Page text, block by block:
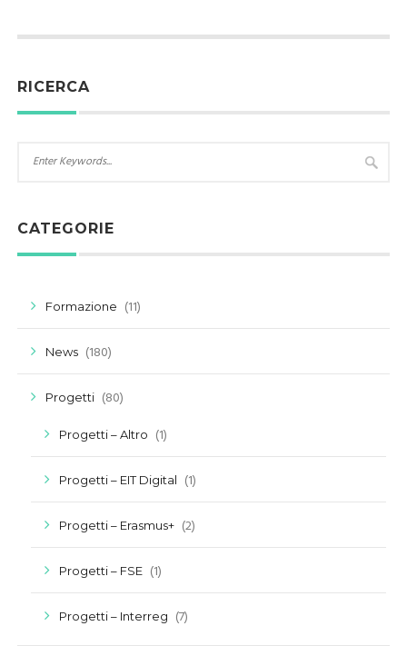
RICERCA
CATEGORIE
Formazione (11)
News (180)
Progetti (80)
Progetti – Altro (1)
Progetti – EIT Digital (1)
Progetti – Erasmus+ (2)
Progetti – FSE (1)
Progetti – Interreg (7)